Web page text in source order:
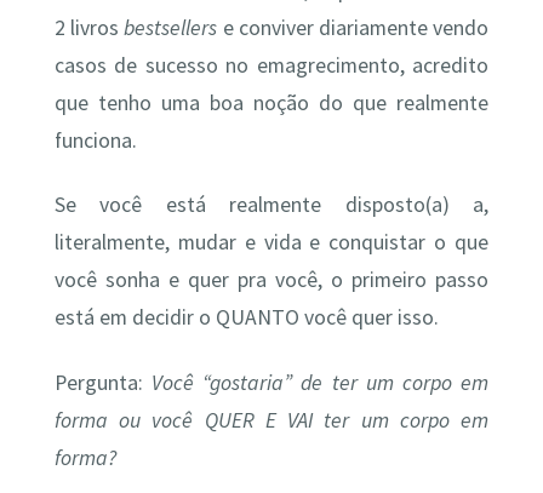
2 livrosbestsellers e conviver diariamente vendo
casos de sucesso no emagrecimento, acredito
que tenho uma boa noção do que realmente
funciona.
Se você está realmente disposto(a) a,
literalmente, mudar e vida e conquistar o que
você sonha e quer pra você, o primeiro passo
está em decidir o QUANTO você quer isso.
Pergunta: Você “gostaria” de ter um corpo em
forma ou você QUER E VAI ter um corpo em
forma?